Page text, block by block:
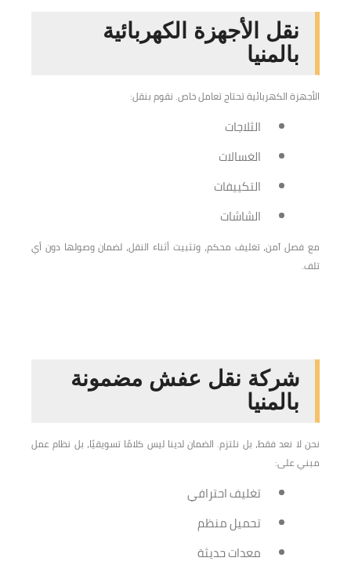
نقل الأجهزة الكهربائية
بالمنيا
الأجهزة الكهربائية تحتاج تعامل خاص. نقوم بنقل:
الثلاجات
الغسالات
التكييفات
الشاشات
مع فصل آمن، تغليف محكم، وتثبيت أثناء النقل، لضمان وصولها دون أي
تلف.
شركة نقل عفش مضمونة
بالمنيا
نحن لا نعد فقط، بل نلتزم. الضمان لدينا ليس كلامًا تسويقيًا، بل نظام عمل
مبني على:
تغليف احترافي
تحميل منظم
معدات حديثة